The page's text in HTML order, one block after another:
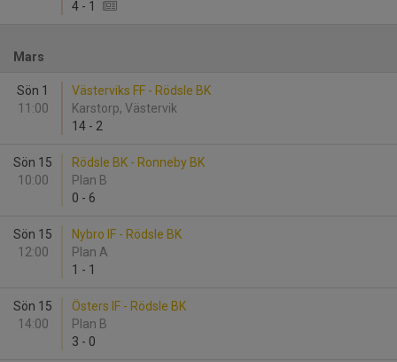
4 - 1
Mars
Sön 1
11:00
Västerviks FF - Rödsle BK
Karstorp, Västervik
14 - 2
Sön 15
10:00
Rödsle BK - Ronneby BK
Plan B
0 - 6
Sön 15
12:00
Nybro IF - Rödsle BK
Plan A
1 - 1
Sön 15
14:00
Östers IF - Rödsle BK
Plan B
3 - 0